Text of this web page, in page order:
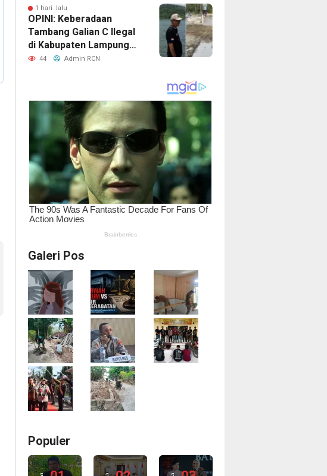
1 hari lalu
OPINI: Keberadaan
Tambang Galian C Ilegal
di Kabupaten Lampung
Selatan, Menggali
44 Admin RCN
Galeri Pos
Populer